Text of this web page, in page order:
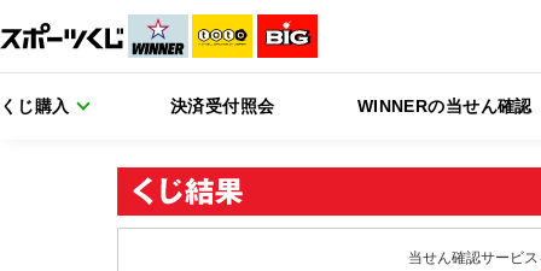
くじ購入 決済受付照会 WINNERの当せん確認
当せん確認サービ